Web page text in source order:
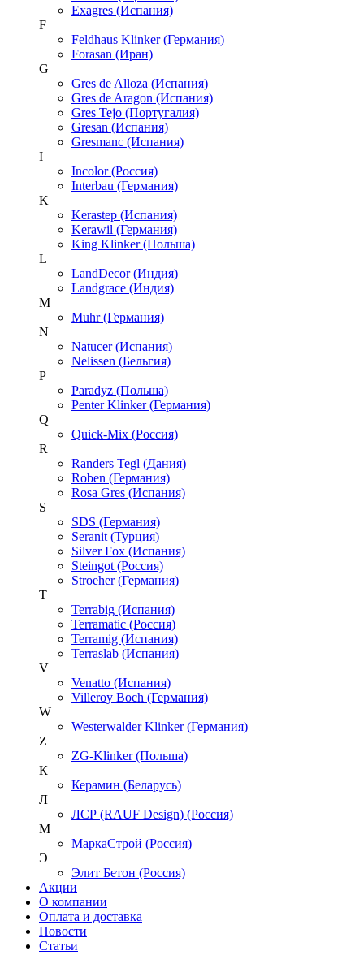
Exagres (Испания)
F
Feldhaus Klinker (Германия)
Forasan (Иран)
G
Gres de Alloza (Испания)
Gres de Aragon (Испания)
Gres Tejo (Португалия)
Gresan (Испания)
Gresmanc (Испания)
I
Incolor (Россия)
Interbau (Германия)
K
Kerastep (Испания)
Kerawil (Германия)
King Klinker (Польша)
L
LandDecor (Индия)
Landgrace (Индия)
M
Muhr (Германия)
N
Natucer (Испания)
Nelissen (Бельгия)
P
Paradyz (Польша)
Penter Klinker (Германия)
Q
Quick-Mix (Россия)
R
Randers Tegl (Дания)
Roben (Германия)
Rosa Gres (Испания)
S
SDS (Германия)
Seranit (Турция)
Silver Fox (Испания)
Steingot (Россия)
Stroeher (Германия)
T
Terrabig (Испания)
Terramatic (Россия)
Terramig (Испания)
Terraslab (Испания)
V
Venatto (Испания)
Villeroy Boch (Германия)
W
Westerwalder Klinker (Германия)
Z
ZG-Klinker (Польша)
К
Керамин (Беларусь)
Л
ЛСР (RAUF Design) (Россия)
М
МаркаСтрой (Россия)
Э
Элит Бетон (Россия)
Акции
О компании
Оплата и доставка
Новости
Статьи